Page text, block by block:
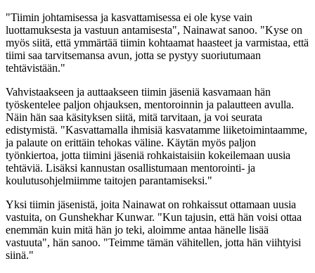
"Tiimin johtamisessa ja kasvattamisessa ei ole kyse vain
luottamuksesta ja vastuun antamisesta", Nainawat sanoo. "Kyse on
myös siitä, että ymmärtää tiimin kohtaamat haasteet ja varmistaa, että
tiimi saa tarvitsemansa avun, jotta se pystyy suoriutumaan
tehtävistään."
Vahvistaakseen ja auttaakseen tiimin jäseniä kasvamaan hän
työskentelee paljon ohjauksen, mentoroinnin ja palautteen avulla.
Näin hän saa käsityksen siitä, mitä tarvitaan, ja voi seurata
edistymistä. "Kasvattamalla ihmisiä kasvatamme liiketoimintaamme,
ja palaute on erittäin tehokas väline. Käytän myös paljon
työnkiertoa, jotta tiimini jäseniä rohkaistaisiin kokeilemaan uusia
tehtäviä. Lisäksi kannustan osallistumaan mentorointi- ja
koulutusohjelmiimme taitojen parantamiseksi."
Yksi tiimin jäsenistä, joita Nainawat on rohkaissut ottamaan uusia
vastuita, on Gunshekhar Kunwar. "Kun tajusin, että hän voisi ottaa
enemmän kuin mitä hän jo teki, aloimme antaa hänelle lisää
vastuuta", hän sanoo. "Teimme tämän vähitellen, jotta hän viihtyisi
siinä."